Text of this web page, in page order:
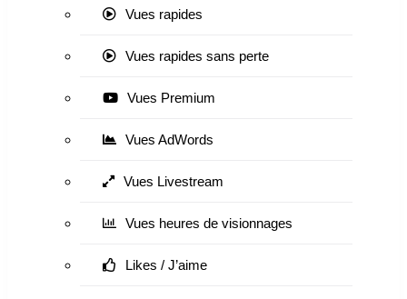
Vues rapides
Vues rapides sans perte
Vues Premium
Vues AdWords
Vues Livestream
Vues heures de visionnages
Likes / J’aime